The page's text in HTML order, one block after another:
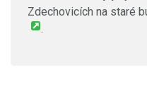
Zdechovicích na staré
.